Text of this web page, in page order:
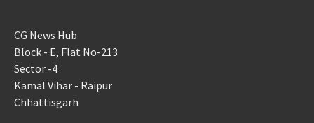
CG News Hub
Block - E, Flat No-213
Sector -4
Kamal Vihar - Raipur
Chhattisgarh